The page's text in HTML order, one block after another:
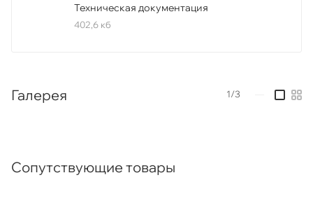
Техническая документация
402,6 кб
Галерея 1/3
Сопутствующие товары